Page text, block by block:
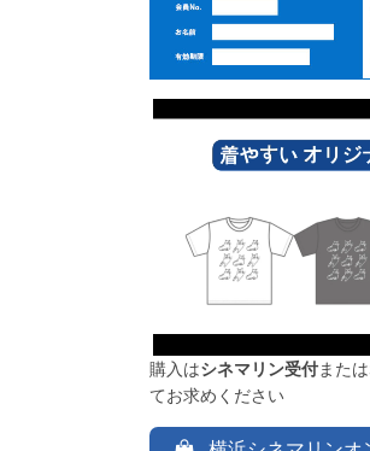
購入はシネマリン受付または
てお求めください